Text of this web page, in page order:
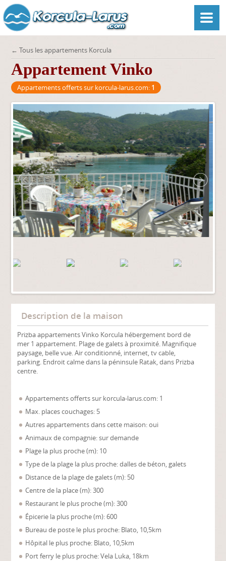
← Tous les appartements Korcula
Appartement Vinko
Appartements offerts sur korcula-larus.com: 1
Description de la maison
Prizba appartements Vinko Korcula hébergement bord de
mer 1 appartement. Plage de galets à proximité. Magnifique
paysage, belle vue. Air conditionné, internet, tv cable,
parking. Endroit calme dans la péninsule Ratak, dans Prizba
centre.
Appartements offerts sur korcula-larus.com: 1
Max. places couchages: 5
Autres appartements dans cette maison: oui
Animaux de compagnie: sur demande
Plage la plus proche (m): 10
Type de la plage la plus proche: dalles de béton, galets
Distance de la plage de galets (m): 50
Centre de la place (m): 300
Restaurant le plus proche (m): 300
Épicerie la plus proche (m): 600
Bureau de poste le plus proche: Blato, 10,5km
Hôpital le plus proche: Blato, 10,5km
Port ferry le plus proche: Vela Luka, 18km